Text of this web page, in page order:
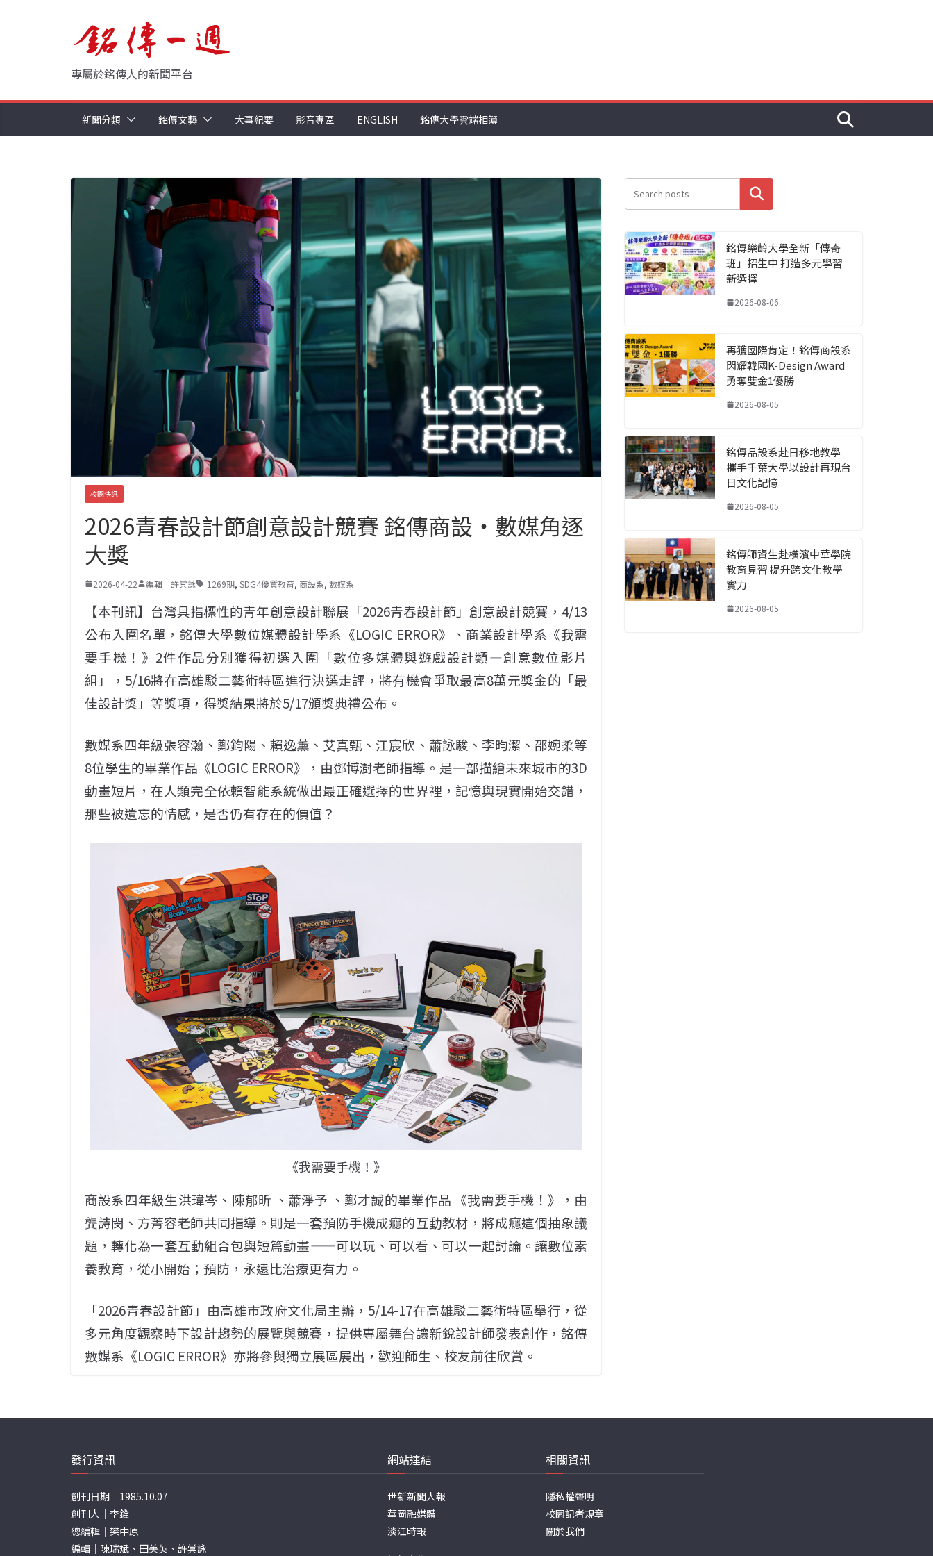
專屬於銘傳人的新聞平台
新聞分類 銘傳文藝 大事紀要 影音專區 ENGLISH 銘傳大學雲端相簿
校園快訊
2026青春設計節創意設計競賽 銘傳商設‧數媒角逐
大獎
2026-04-22 編輯｜許棠詠 1269期, SDG4優質教育, 商設系, 數媒系
【本刊訊】台灣具指標性的青年創意設計聯展「2026青春設計節」創意設計競賽，4/13
公布入圍名單，銘傳大學數位媒體設計學系《LOGIC ERROR》、商業設計學系《我需
要手機！》2件作品分別獲得初選入圍「數位多媒體與遊戲設計類—創意數位影片
組」，5/16將在高雄駁二藝術特區進行決選走評，將有機會爭取最高8萬元獎金的「最
佳設計獎」等獎項，得獎結果將於5/17頒獎典禮公布。
數媒系四年級張容瀚、鄭鈞陽、賴逸薰、艾真甄、江宸欣、蕭詠駿、李昀潔、邵婉柔等
8位學生的畢業作品《LOGIC ERROR》，由鄧博澍老師指導。是一部描繪未來城市的3D
動畫短片，在人類完全依賴智能系統做出最正確選擇的世界裡，記憶與現實開始交錯，
那些被遺忘的情感，是否仍有存在的價值？
《我需要手機！》
商設系四年級生洪瑋岑、陳郁昕 、蕭淨予 、鄭才誠的畢業作品 《我需要手機！》，由
龔詩閔、方菁容老師共同指導。則是一套預防手機成癮的互動教材，將成癮這個抽象議
題，轉化為一套互動組合包與短篇動畫——可以玩、可以看、可以一起討論。讓數位素
養教育，從小開始；預防，永遠比治療更有力。
「2026青春設計節」由高雄市政府文化局主辦，5/14-17在高雄駁二藝術特區舉行，從
多元角度觀察時下設計趨勢的展覽與競賽，提供專屬舞台讓新銳設計師發表創作，銘傳
數媒系《LOGIC ERROR》亦將參與獨立展區展出，歡迎師生、校友前往欣賞。
搜尋
銘傳樂齡大學全新「傳奇
班」招生中 打造多元學習
新選擇
2026-08-06
再獲國際肯定！銘傳商設系
閃耀韓國K-Design Award
勇奪雙金1優勝
2026-08-05
銘傳品設系赴日移地教學
攜手千葉大學以設計再現台
日文化記憶
2026-08-05
銘傳師資生赴橫濱中華學院
教育見習 提升跨文化教學
實力
2026-08-05
發行資訊
創刊日期｜1985.10.07
創刊人｜李銓
總編輯｜樊中原
編輯｜陳瑞斌、田美英、許棠詠
網站連結
世新新聞人報
華岡融媒體
淡江時報
相關資訊
隱私權聲明
校園記者規章
關於我們